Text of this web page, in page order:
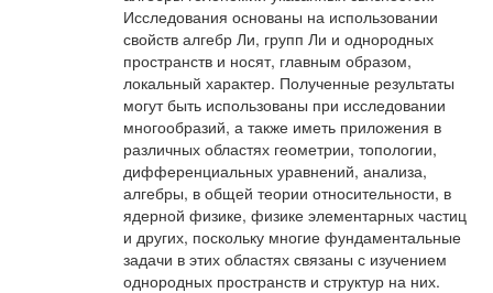
Исследования основаны на использовании
свойств алгебр Ли, групп Ли и однородных
пространств и носят, главным образом,
локальный характер. Полученные результаты
могут быть использованы при исследовании
многообразий, а также иметь приложения в
различных областях геометрии, топологии,
дифференциальных уравнений, анализа,
алгебры, в общей теории относительности, в
ядерной физике, физике элементарных частиц
и других, поскольку многие фундаментальные
задачи в этих областях связаны с изучением
однородных пространств и структур на них.